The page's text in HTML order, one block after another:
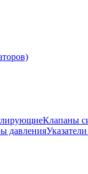
Клапаны
давления